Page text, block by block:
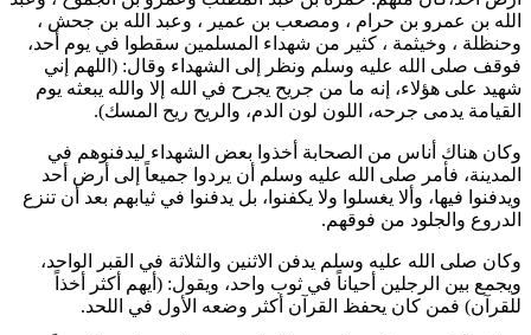
الله بن عمرو بن حرام ، ومصعب بن عمير ، وعبد الله بن جحش ،
وحنظلة ، وخيثمة ، كثير من شهداء المسلمين سقطوا في يوم أحد،
فوقف صلى الله عليه وسلم ونظر إلى الشهداء وقال: ( اللهم إني
شهيد على هؤلاء، إنه ما من جريح يجرح في الله إلا والله يبعثه يوم
القيامة يدمى جرحه، اللون لون الدم، والريح ريح المسك).
وكان هناك أناس من الصحابة أخذوا بعض الشهداء ليدفنوهم في
المدينة، فأمر صلى الله عليه وسلم أن يردوا جميعاً إلى أرض أحد
ويدفنوا فيها، وألا يغسلوا ولا يكفنوا، بل يدفنوا في ثيابهم بعد أن تنزع
الدروع والجلود من فوقهم.
وكان صلى الله عليه وسلم يدفن الاثنين والثلاثة في القبر الواحد،
ويجمع بين الرجلين أحياناً في ثوب واحد، ويقول: ( أيهم أكثر أخذاً
للقرآن) فمن كان يحفظ القرآن أكثر وضعه الأول في اللحد.